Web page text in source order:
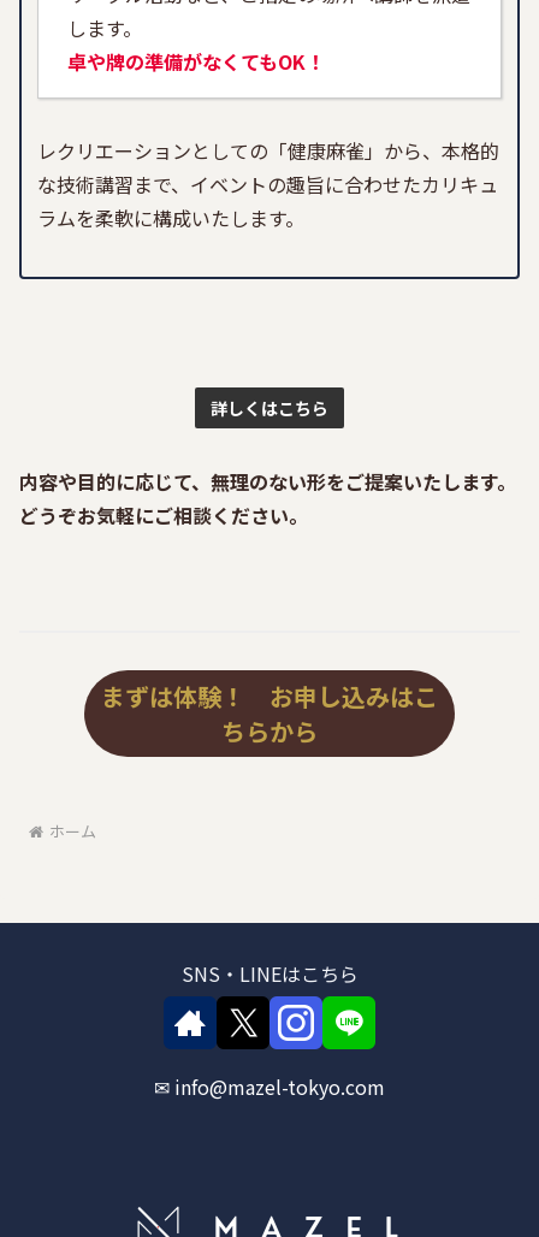
します。
卓や牌の準備がなくてもOK！
レクリエーションとしての「健康麻雀」から、本格的
な技術講習まで、イベントの趣旨に合わせたカリキュ
ラムを柔軟に構成いたします。
詳しくはこちら
内容や目的に応じて、無理のない形をご提案いたします。
どうぞお気軽にご相談ください。
まずは体験！ お申し込みはこ
ちらから
ホーム
SNS・LINEはこちら
✉ info@mazel-tokyo.com